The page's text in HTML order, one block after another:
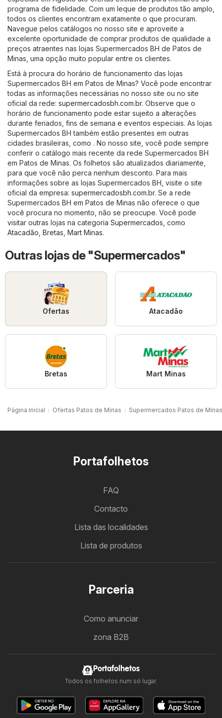
programa de fidelidade. Com um leque de produtos tão amplo,
todos os clientes encontram exatamente o que procuram.
Navegue pelos catálogos no nosso site e aproveite a
excelente oportunidade de comprar produtos de qualidade a
preços atraentes nas lojas Supermercados BH de Patos de
Minas, uma opção muito popular entre os clientes.
Está à procura do horário de funcionamento das lojas
Supermercados BH em Patos de Minas? Você pode encontrar
todas as informações necessárias no nosso site ou no site
oficial da rede: supermercadosbh.com.br. Observe que o
horário de funcionamento pode estar sujeito a alterações
durante feriados, fins de semana e eventos especiais. As lojas
Supermercados BH também estão presentes em outras
cidades brasileiras, como . No nosso site, você pode sempre
conferir o catálogo mais recente da rede Supermercados BH
em Patos de Minas. Os folhetos são atualizados diariamente,
para que você não perca nenhum desconto. Para mais
informações sobre as lojas Supermercados BH, visite o site
oficial da empresa: supermercadosbh.com.br. Se a rede
Supermercados BH em Patos de Minas não oferece o que
você procura no momento, não se preocupe. Você pode
visitar outras lojas na categoria Supermercados, como
Atacadão, Bretas, Mart Minas.
Outras lojas de "Supermercados"
Ofertas Atacadão
Bretas Mart Minas
Página Inicial Ofertas Patos de Minas Supermercados Patos de Minas
Portafolhetos
FAQ
Contacto
Lista das localidades
Lista de produtos
Parceria
Como anunciar
zona B2B
Portafolhetos
Todos os folhetos num só lugar.